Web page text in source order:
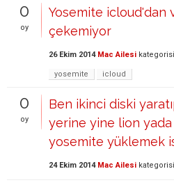
0
oy
Yosemite icloud'dan
çekemiyor
26 Ekim 2014 Mac Ailesi
yosemite icloud
0
oy
Ben ikinci diski
yerine yine lion
yosemite yüklemek
24 Ekim 2014 Mac Ailesi